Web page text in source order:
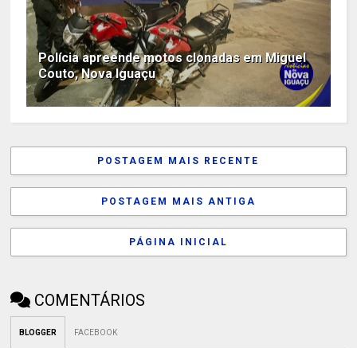
Polícia apreende motos clonadas em Miguel
Couto, Nova Iguaçu
POSTAGEM MAIS RECENTE
POSTAGEM MAIS ANTIGA
PÁGINA INICIAL
COMENTÁRIOS
BLOGGER FACEBOOK